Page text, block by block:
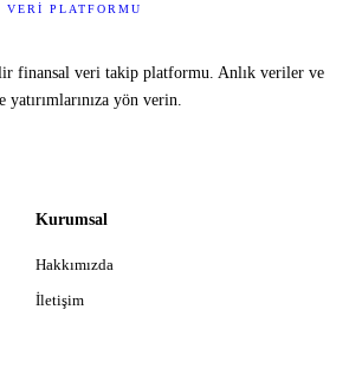
VERI PLATFORMU
finansal veri takip platformu. Anlık veriler ve
yön verin.
Kurumsal
Hakkımızda
İletişim